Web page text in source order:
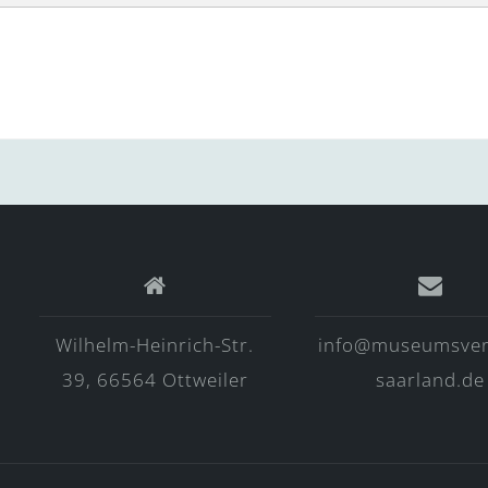
Wilhelm-Heinrich-Str.
39, 66564 Ottweiler
saarland.de